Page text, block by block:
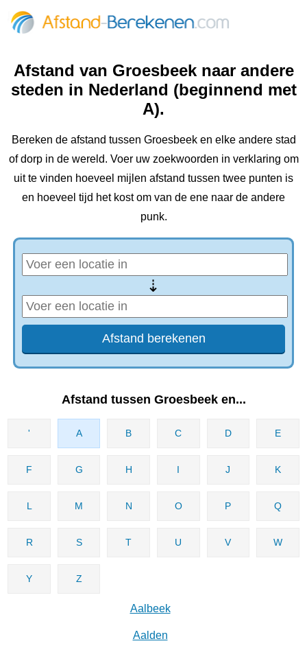
Afstand van Groesbeek naar andere
steden in Nederland (beginnend met
A).
Bereken de afstand tussen Groesbeek en elke andere stad
of dorp in de wereld. Voer uw zoekwoorden in verklaring om
uit te vinden hoeveel mijlen afstand tussen twee punten is
en hoeveel tijd het kost om van de ene naar de andere
punk.
⇢
Afstand tussen Groesbeek en...
' A B C D E
F G H I J K
L M N O P Q
R S T U V W
Y Z
Aalbeek
Aalden